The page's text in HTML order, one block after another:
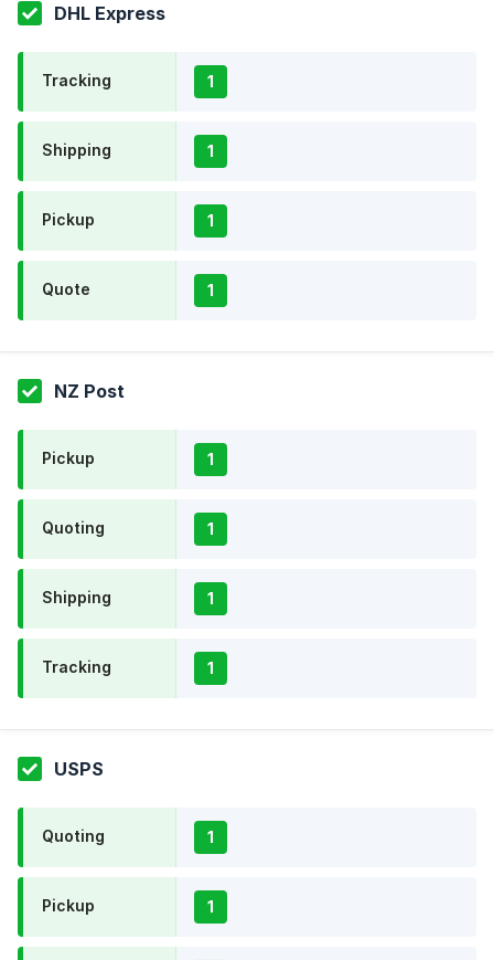
DHL Express
Tracking 1
Shipping 1
Pickup 1
Quote 1
NZ Post
Pickup 1
Quoting 1
Shipping 1
Tracking 1
USPS
Quoting 1
Pickup 1